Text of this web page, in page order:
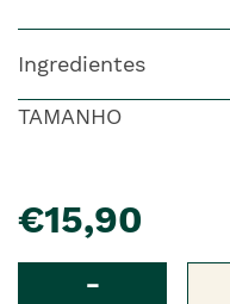
Ingredientes
TAMANHO
€15,90
-